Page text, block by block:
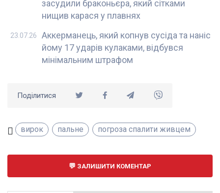
засудили браконьєра, який сітками
нищив карася у плавнях
Аккерманець, який копнув сусіда та наніс
йому 17 ударів кулаками, відбувся
мінімальним штрафом
23.07.26
Поділитися
вирок пальне погроза спалити живцем
ЗАЛИШИТИ КОМЕНТАР